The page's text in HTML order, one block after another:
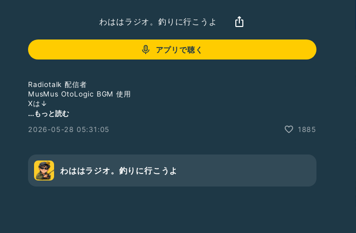
わははラジオ。釣りに行こうよ
アプリで聴く
Radiotalk 配信者
MusMus OtoLogic BGM 使用
Xは↓
@sorededoushita
https://www.amazon.jp/hz/wishlist/ls/T4ZB18S21HVX?ref_=wl_share
https://ameblo.jp/rakurakuwahah
#雑談
...もっと読む
2026-05-28 05:31:05
1885
わははラジオ。釣りに行こうよ